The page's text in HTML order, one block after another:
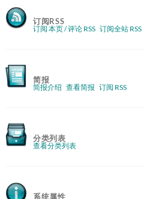
订阅RSS
订阅 本页 / 评论 RSS 订阅全站 RSS
简报
简报介绍 查看简报 订阅 RSS
分类列表
查看分类列表
系统属性